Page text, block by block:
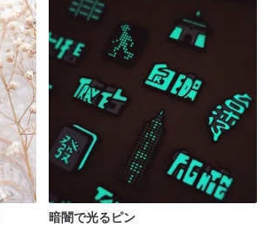
暗闇で光るピン